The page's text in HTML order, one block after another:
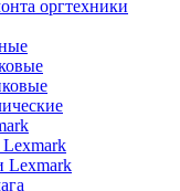
оргтехники
Lexmark